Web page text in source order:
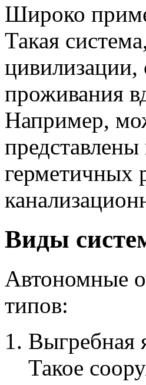
Широко
Такая
цивилизации,
проживания
Например,
герметичных
Виды
Автономные
типов:
Выгребная
Такое